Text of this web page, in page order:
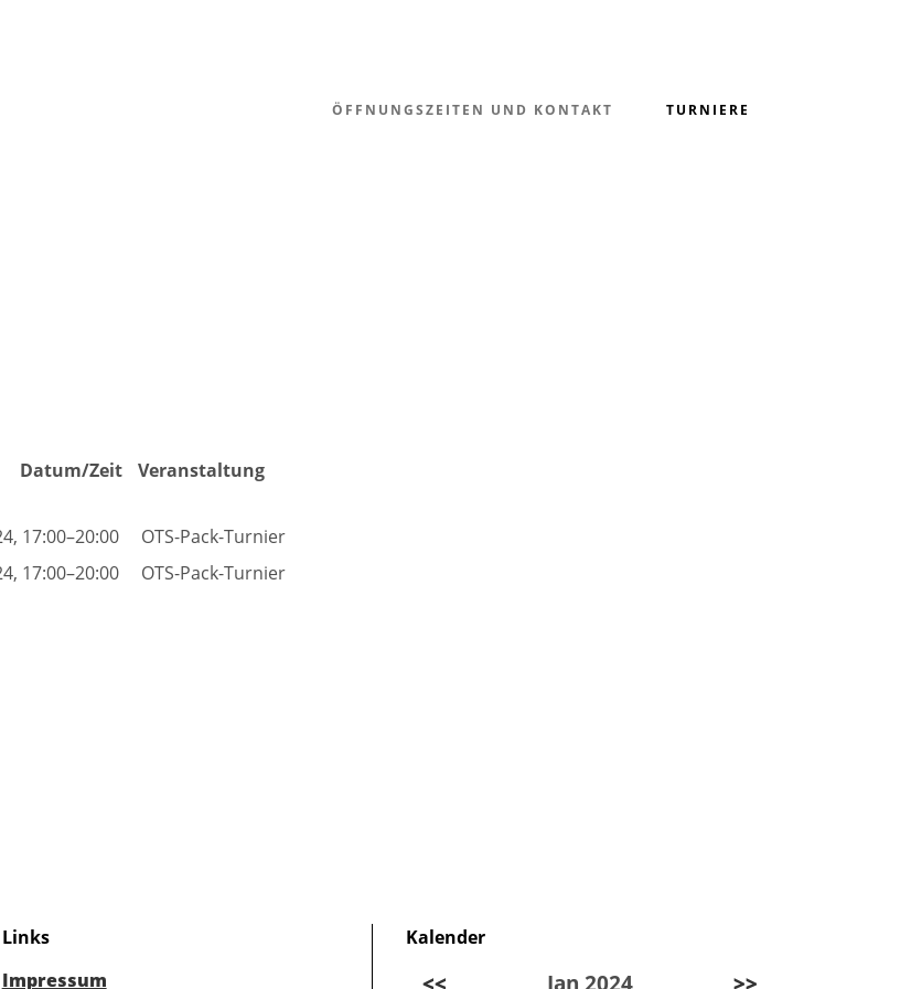
ÖFFNUNGSZEITEN UND KONTAKT TURNIERE
Datum/Zeit Veranstaltung
17:00–20:00
OTS-Pack-Turnier
17:00–20:00
OTS-Pack-Turnier
Links
Impressum
Kalender
<< Jan 2024 >>